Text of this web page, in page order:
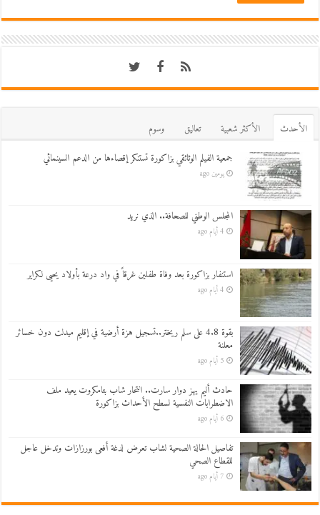
اﻷحدث اﻷكثر شعبية تعاليق
وسوم
جمعية الفيلم الوثائقي بزاكورة تستنكر إقصاءها من الدعم السينمائي
يومين ago
المجلس الوطني للصحافة.. الذي نريد
4 أيام ago
استنفار بزاكورة بعد وفاة طفلين غرقاً في واد درعة بأولاد يحيى لكراير
4 أيام ago
بقوة 4.8 على سلم ريختر..تسجيل هزة أرضية في إقليم ميدلت دون خسائر
معلنة
5 أيام ago
حادث أليم يهز دوار سارت.. انتحار شاب بتامكروت يعيد ملف
الاضطرابات النفسية لسطح الأحداث بزاكورة
6 أيام ago
تفاصيل الحالة الصحية لشاب تعرض لدغة أفعى بورزازات وتدخل عاجل
للقطاع الصحي
7 أيام ago